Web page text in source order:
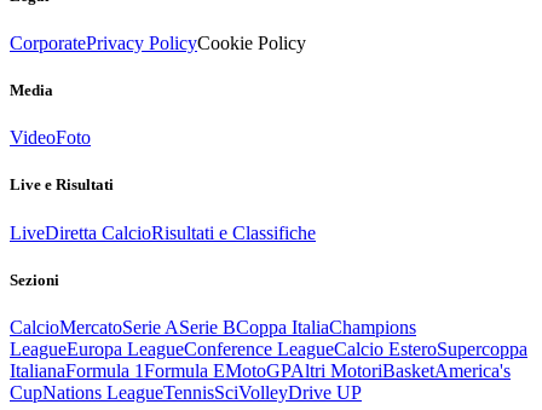
CorporatePrivacy PolicyCookie Policy
Media
VideoFoto
Live e Risultati
LiveDiretta CalcioRisultati e Classifiche
Sezioni
CalcioMercatoSerie ASerie BCoppa ItaliaChampions
LeagueEuropa LeagueConference LeagueCalcio EsteroSupercoppa
ItalianaFormula 1Formula EMotoGPAltri MotoriBasketAmerica's
CupNations LeagueTennisSciVolleyDrive UP